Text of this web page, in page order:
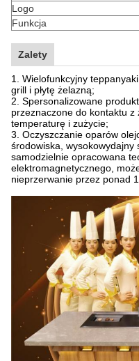
Logo
Funkcja
Zalety
1. Wielofunkcyjny
grill i płytę żelazną;
2. Spersonalizowane
przeznaczone do kontaktu
temperaturę i zużycie;
3. Oczyszczanie oparów
środowiska, wysokowydajny
samodzielnie opracowana
elektromagnetycznego,
nieprzerwanie przez ponad